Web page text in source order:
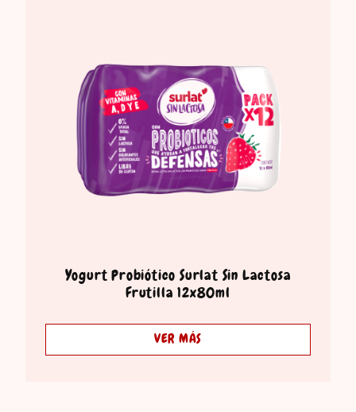
Yogurt Probiótico Surlat Sin Lactosa
Frutilla 12x80ml
VER MÁS